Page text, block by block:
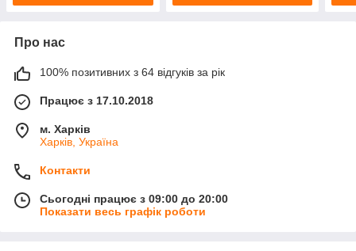
Про нас
100% позитивних з 64 відгуків за рік
Працює з 17.10.2018
м. Харків
Харків, Україна
Контакти
Сьогодні працює з 09:00 до 20:00
Показати весь графік роботи